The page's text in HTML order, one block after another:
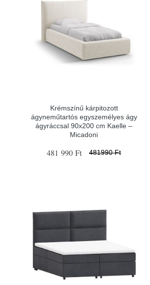
Krémszínű kárpitozott
ágyneműtartós egyszemélyes ágy
ágyráccsal 90x200 cm Kaelle –
Micadoni
481 990 Ft 481990 Ft